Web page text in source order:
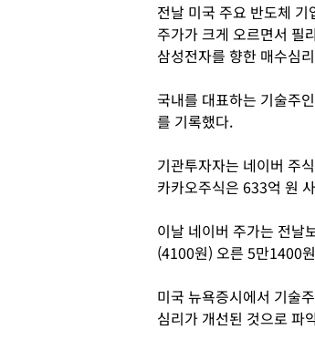
전날 미국 주요 반도체
주가가 크게 오르면서 필
삼성전자를 향한 매수심
국내를 대표하는 기술주
를 기록했다.
기관투자자는 네이버 주
카카오주식은 633억 원
이날 네이버 주가는 전
(4100원) 오른 5만1400
미국 뉴욕증시에서 기술
심리가 개선된 것으로 파